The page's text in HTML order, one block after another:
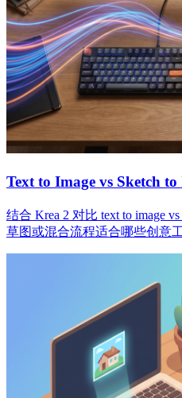
Text to Image vs Sketch
结合 Krea 2 对比 text to image
草图或混合流程适合哪些创意工